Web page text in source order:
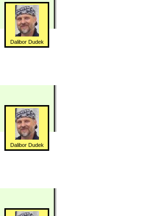
Dalibor Dudek
Dalibor Dudek